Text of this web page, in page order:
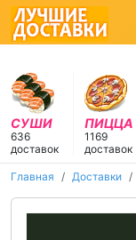
СУШИ
636
доставок
ПИЦЦА
1169
доставок
Главная Доставки